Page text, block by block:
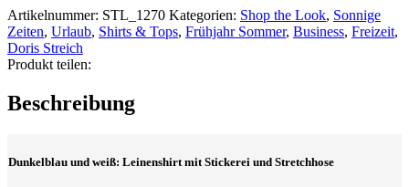
Varianten
auf.
Die
Optionen
können
der
werden
Artikelnummer: STL_1270 Kategorien: Shop the Look, Sonnige
Zeiten, Urlaub, Shirts & Tops, Frühjahr Sommer, Business, Freizeit,
Doris Streich
Produkt teilen:
Beschreibung
Dunkelblau und weiß: Leinenshirt mit Stickerei und Stretchhose